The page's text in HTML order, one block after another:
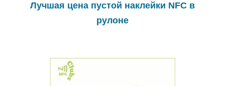
Лучшая цена пустой наклейки NFC в
рулоне